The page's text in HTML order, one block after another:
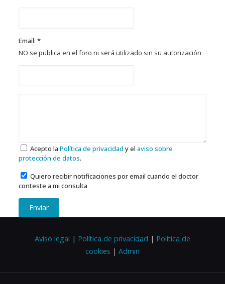
Email: *
NO se publica en el foro ni será utilizado sin su autorización
Acepto la Política de privacidad y el aviso sobre
protección de datos.
Quiero recibir notificaciones por email cuando el doctor
conteste a mi consulta
Enviar
Aviso legal | Política de privacidad | Política de
cookies | Admin